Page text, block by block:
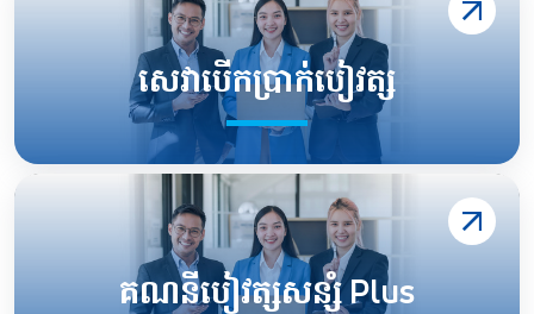
សេវាបើកប្រាក់បៀវត្ស
គណនីបៀវត្សសន្សំ Plus